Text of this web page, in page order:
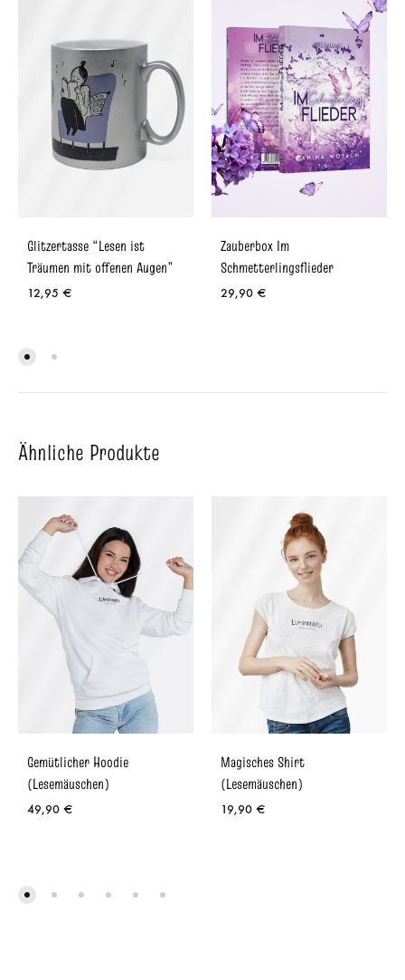
Glitzertasse “Lesen ist
Träumen mit offenen Augen”
12,95 €
Zauberbox Im
Schmetterlingsflieder
29,90 €
Ähnliche Produkte
Gemütlicher Hoodie
(Lesemäuschen)
49,90 €
Magisches Shirt
(Lesemäuschen)
19,90 €